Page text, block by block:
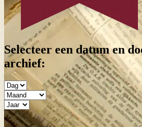
Selecteer een datum en
archief: